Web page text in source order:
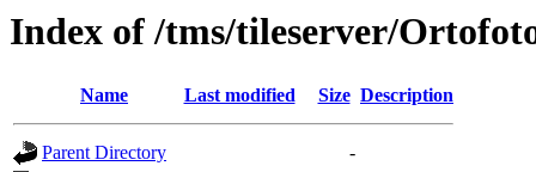
Index of /tms/tileserver/
Name Last modified Size Description
Parent Directory
-